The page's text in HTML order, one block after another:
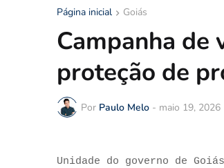
Página inicial Goiás
Campanha de
proteção de
Por Paulo Melo - maio 19, 2026
Unidade do governo de